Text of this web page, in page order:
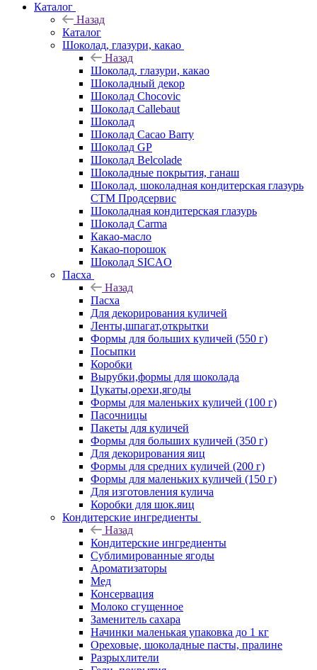
Каталог
Назад
Каталог
Шоколад, глазури, какао
Назад
Шоколад, глазури, какао
Шоколадный декор
Шоколад Chocovic
Шоколад Callebaut
Шоколад
Шоколад Cacao Barry
Шоколад GP
Шоколад Belcolade
Шоколадные покрытия, ганаш
Шоколад, шоколадная кондитерская глазурь
СТМ Продсервис
Шоколадная кондитерская глазурь
Шоколад Carma
Какао-масло
Какао-порошок
Шоколад SICAO
Пасха
Назад
Пасха
Для декорирования куличей
Ленты,шпагат,открытки
Формы для больших куличей (550 г)
Посыпки
Коробки
Вырубки,формы для шоколада
Цукаты,орехи,ягоды
Формы для маленьких куличей (100 г)
Пасочницы
Пакеты для куличей
Формы для больших куличей (350 г)
Для декорирования яиц
Формы для средних куличей (200 г)
Формы для маленьких куличей (150 г)
Для изготовления кулича
Коробки для шок.яиц
Кондитерские ингредиенты
Назад
Кондитерские ингредиенты
Сублимированные ягоды
Ароматизаторы
Мед
Консервация
Молоко сгущенное
Заменитель сахара
Начинки маленькая упаковка до 1 кг
Ореховые, шоколадные пасты, пралине
Разрыхлители